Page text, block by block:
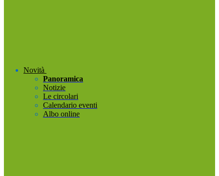
Novità
Panoramica
Notizie
Le circolari
Calendario eventi
Albo online